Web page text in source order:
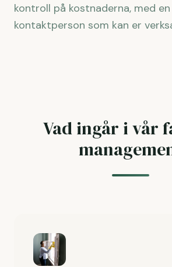
kontroll på kostnaderna, med
kontaktperson som kan er
Vad ingår i vår